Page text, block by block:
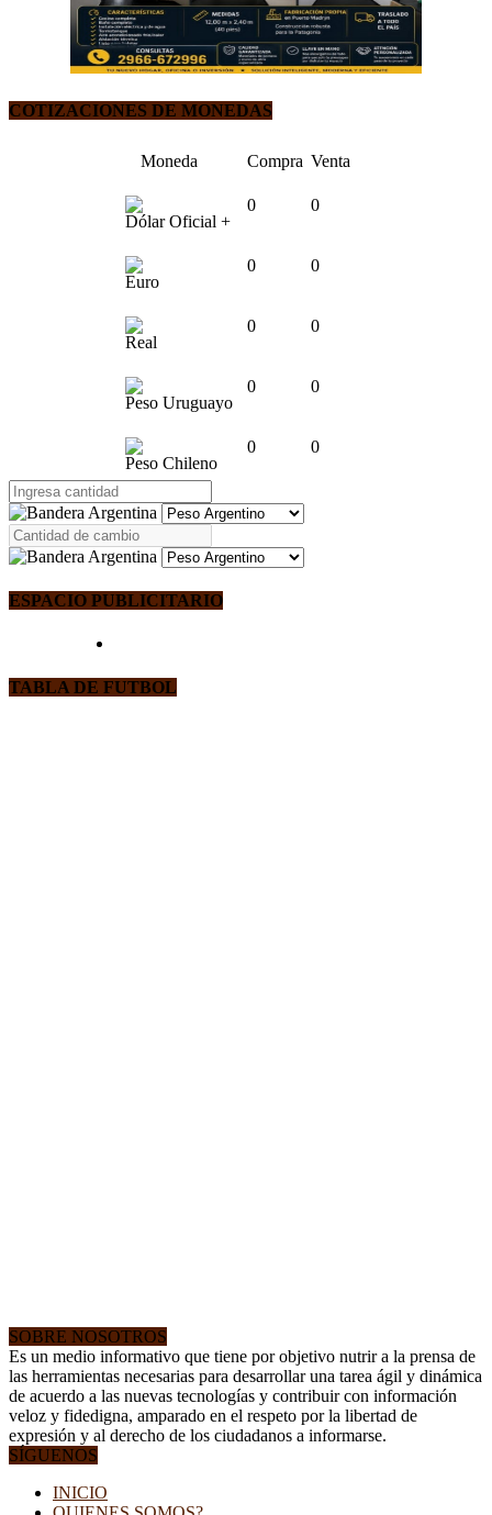
COTIZACIONES DE MONEDAS
Moneda Compra Venta
Dólar Oficial +
0 0
Euro
0 0
Real
0 0
Peso Uruguayo
0 0
Peso Chileno
0 0
ESPACIO PUBLICITARIO
TABLA DE FUTBOL
SOBRE NOSOTROS
Es un medio informativo que tiene por objetivo nutrir a la prensa de
las herramientas necesarias para desarrollar una tarea ágil y dinámica
de acuerdo a las nuevas tecnologías y contribuir con información
veloz y fidedigna, amparado en el respeto por la libertad de
expresión y al derecho de los ciudadanos a informarse.
SÍGUENOS
INICIO